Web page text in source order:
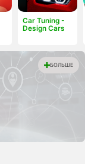
Car Tuning -
Design Cars
БОЛЬШЕ